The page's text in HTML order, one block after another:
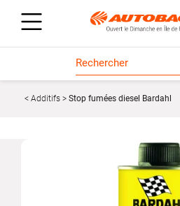
Additifs Stop fumées diesel Bardahl